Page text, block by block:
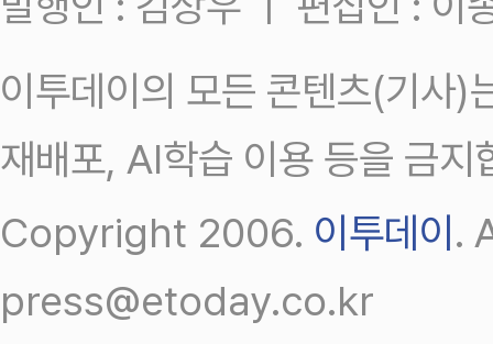
이투데이의 모든 콘텐츠(기사)
재배포, AI학습 이용 등을 금지
Copyright 2006. 이투데이 .
press@etoday.co.kr